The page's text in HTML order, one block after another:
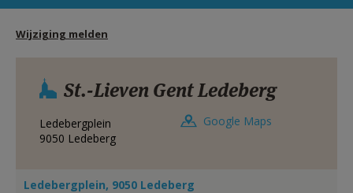
HULP
STARTPAGINA PORTAAL
MIJN PAROCHIE
AANMELDEN OF REGISTREREN
Wijziging melden
St.-Lieven Gent Ledeberg
Ledebergplein
9050 Ledeberg
Google Maps
Ledebergplein, 9050 Ledeberg